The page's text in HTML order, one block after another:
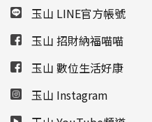
玉山 LINE官方帳號
玉山 招財納福喵喵
玉山 數位生活好康
玉山 Instagram